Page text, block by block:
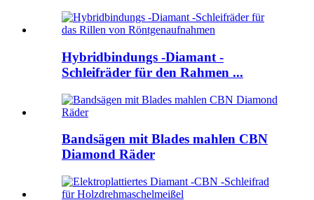
Hybridbindungs ​​-Diamant -
Schleifräder für den Rahmen ...
Bandsägen mit Blades mahlen CBN
Diamond Räder